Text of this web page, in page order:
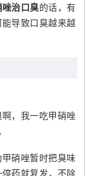
治口臭的话，有
导致口臭越来越
，我一吃甲硝唑
硝唑暂时把臭味
药就复发，不除